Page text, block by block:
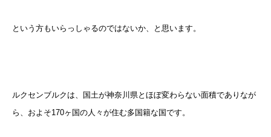
という方もいらっしゃるのではないか、と思います。
ルクセンブルクは、国土が神奈川県とほぼ変わらない面積でありなが
ら、およそ170ヶ国の人々が住む多国籍な国です。